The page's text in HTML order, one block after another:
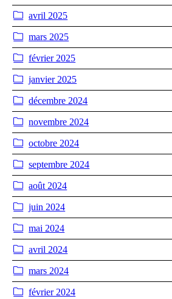
avril 2025
mars 2025
février 2025
janvier 2025
décembre 2024
novembre 2024
octobre 2024
septembre 2024
août 2024
juin 2024
mai 2024
avril 2024
mars 2024
février 2024